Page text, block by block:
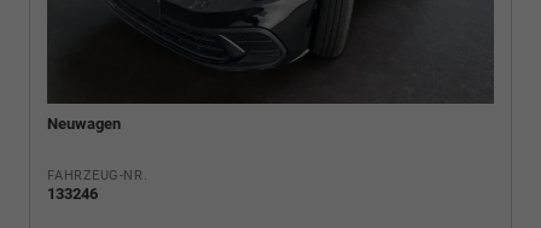
Neuwagen
FAHRZEUG-NR.
133246